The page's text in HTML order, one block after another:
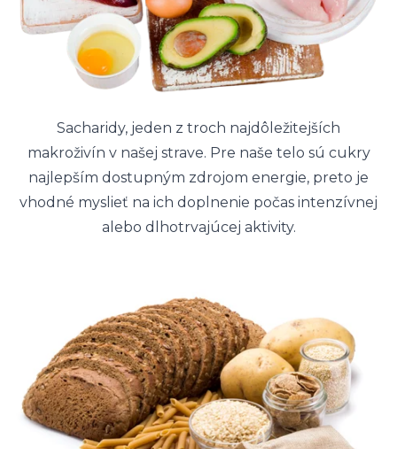
Sacharidy, jeden z troch najdôležitejších
makroživín v našej strave. Pre naše telo sú cukry
najlepším dostupným zdrojom energie, preto je
vhodné myslieť na ich doplnenie počas intenzívnej
alebo dlhotrvajúcej aktivity.